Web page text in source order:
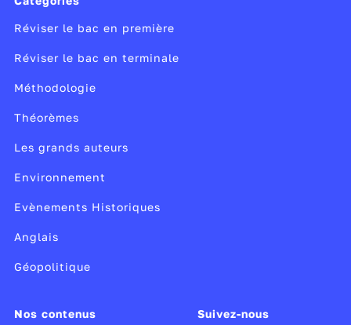
Réviser le bac en première
Réviser le bac en terminale
Méthodologie
Théorèmes
Les grands auteurs
Environnement
Evènements Historiques
Anglais
Géopolitique
Nos contenus Suivez-nous